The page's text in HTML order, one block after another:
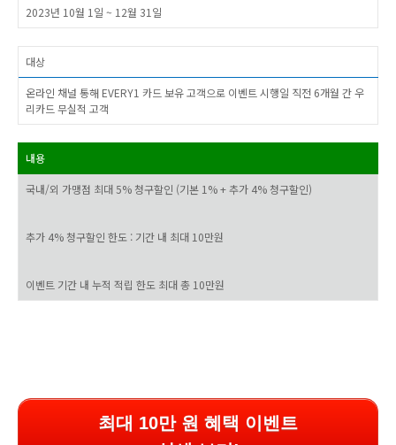
2023년 10월 1일 ~ 12월 31일
대상
온라인 채널 통해 EVERY1 카드 보유 고객으로 이벤트 시행일 직전 6개월 간 우
리카드 무실적 고객
내용
국내/외 가맹점 최대 5% 청구할인 (기본 1% + 추가 4% 청구할인)
추가 4% 청구할인 한도 : 기간 내 최대 10만원
이벤트 기간 내 누적 적립 한도 최대 총 10만원
최대 10만 원 혜택 이벤트